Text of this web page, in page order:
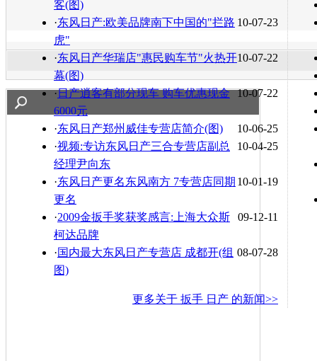
客(图)
10-07-23
·东风日产:欧美品牌南下中国的"拦路
虎"
10-07-22
·东风日产华瑞店"惠民购车节"火热开
幕(图)
10-07-22
·日产逍客有部分现车 购车优惠现金
6000元
10-06-25
·东风日产郑州威佳专营店简介(图)
10-04-25
·视频:专访东风日产三合专营店副总
经理尹向东
10-01-19
·东风日产更名东风南方 7专营店同期
更名
09-12-11
·2009金扳手奖获奖感言:上海大众斯
柯达品牌
08-07-28
·国内最大东风日产专营店 成都开(组
图)
更多关于 扳手 日产 的新闻>>